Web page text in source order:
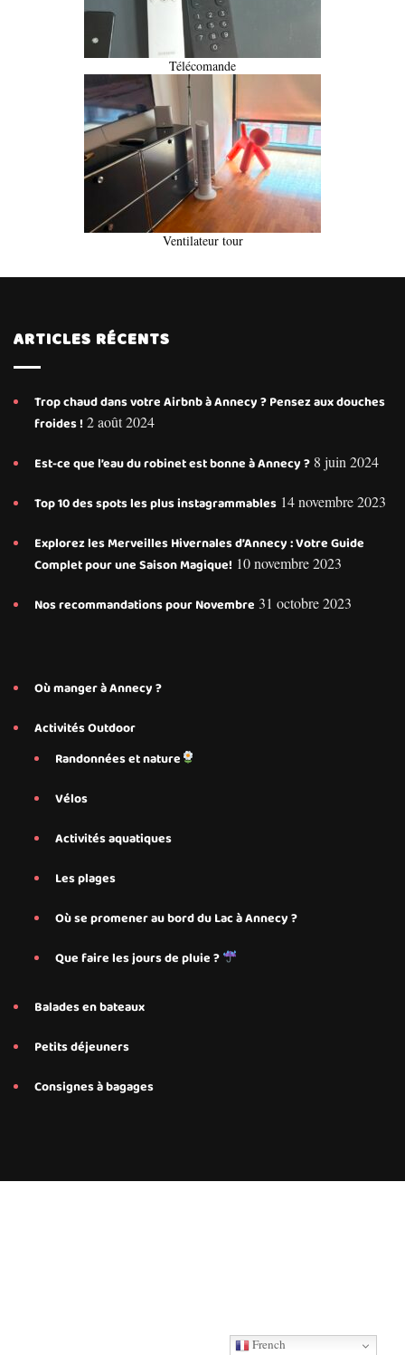
Télécomande
Ventilateur tour
ARTICLES RÉCENTS
Trop chaud dans votre Airbnb à Annecy ? Pensez aux douches
froides ! 2 août 2024
Est-ce que l’eau du robinet est bonne à Annecy ? 8 juin 2024
Top 10 des spots les plus instagrammables 14 novembre 2023
Explorez les Merveilles Hivernales d’Annecy : Votre Guide
Complet pour une Saison Magique! 10 novembre 2023
Nos recommandations pour Novembre 31 octobre 2023
Où manger à Annecy ?
Activités Outdoor
Randonnées et nature
Vélos
Activités aquatiques
Les plages
Où se promener au bord du Lac à Annecy ?
Que faire les jours de pluie ?
Balades en bateaux
Petits déjeuners
Consignes à bagages
French